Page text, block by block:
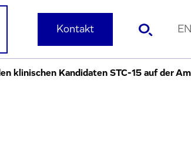
Kontakt EN